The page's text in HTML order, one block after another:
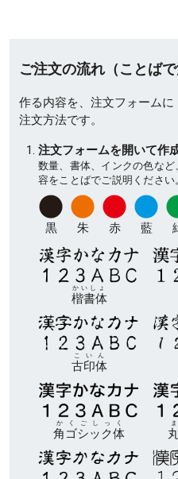
ご注文の流れ（ことばで
作る内容を、注文フォームに
注文方法です。
注文フォームを開いて作
数量、書体、インクの色な
容をことばでご説明ください
黒 朱 赤 藍
楷書体
かいしょ
古印体
こいん
角ゴシック体
かくごしっく